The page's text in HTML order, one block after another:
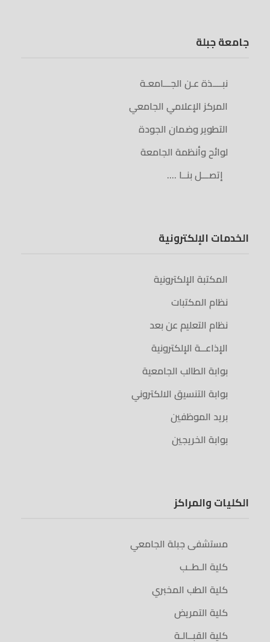
جامعة جبلة
نبــــذة عـن الجـــامعـة
المركز الإعلامي الجامعي
التطوير وضمان الجودة
لوائح وأنظمة الجامعة
إتصـــل بنــا ….
الخدمات الإلكترونية
المكتبة الإلكترونية
نظام المكتبات
نظام التعليم عن بعد
الإذاعــة الإلكترونية
بوابة الطالب الجامعية
بوابة التنسيق الالكتروني
بريد الموظفين
بوابة الخريجين
الكليات والمراكز
مستشفى جبلة الجامعي
كلية الـطــب
كلية الطب المخبري
كلية التمريض
كلية القبــالـة